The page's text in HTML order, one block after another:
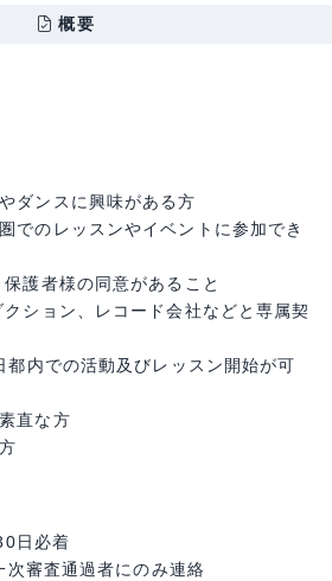
概要
ダンスに興味がある方
でのレッスンやイベントに参加でき
護者様の同意があること
ション、レコード会社などと専属契
都内での活動及びレッスン開始が可
直な方
日必着
審査通過者にのみ連絡